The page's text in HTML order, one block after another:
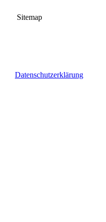
Sitemap
Datenschutzerklärung